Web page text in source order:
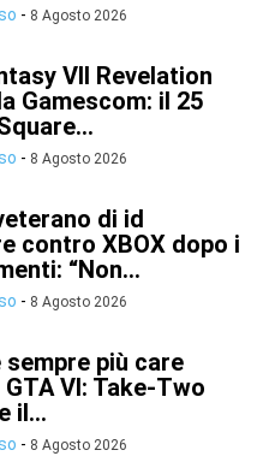
- 8 Agosto 2026
VII Revelation
Gamescom: il 25
- 8 Agosto 2026
di id
contro XBOX dopo i
“Non...
- 8 Agosto 2026
sempre più care
VI: Take-Two
il...
- 8 Agosto 2026